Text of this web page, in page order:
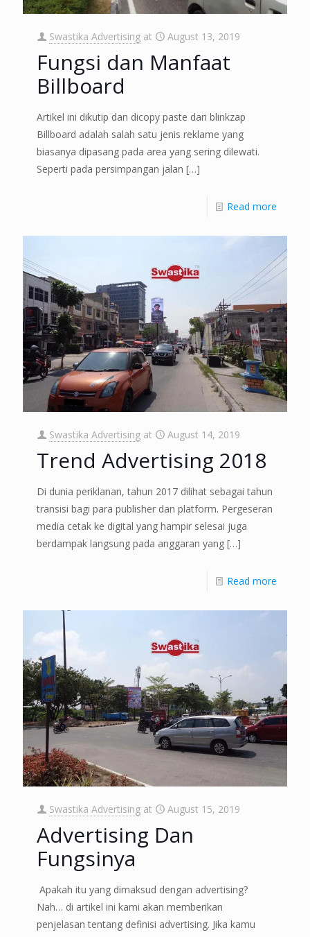
Swastika Advertising at August 13, 2019
Fungsi dan Manfaat
Billboard
Artikel ini dikutip dan dicopy paste dari blinkzap
Billboard adalah salah satu jenis reklame yang
biasanya dipasang pada area yang sering dilewati.
Seperti pada persimpangan jalan […]
Read more
Swastika Advertising at August 14, 2019
Trend Advertising 2018
Di dunia periklanan, tahun 2017 dilihat sebagai tahun
transisi bagi para publisher dan platform. Pergeseran
media cetak ke digital yang hampir selesai juga
berdampak langsung pada anggaran yang […]
Read more
Swastika Advertising at August 15, 2019
Advertising Dan
Fungsinya
Apakah itu yang dimaksud dengan advertising?
Nah… di artikel ini kami akan memberikan
penjelasan tentang definisi advertising. Jika kamu